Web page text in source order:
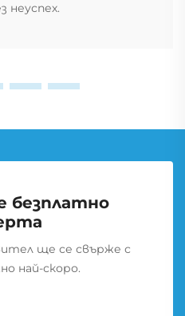
неуспех.
безплатно
ще се свърже с
най-скоро.